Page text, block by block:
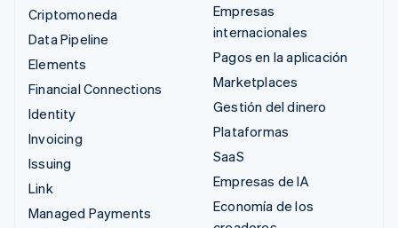
Criptomoneda
Data Pipeline
Elements
Financial Connections
Identity
Invoicing
Issuing
Link
Managed Payments
Empresas
internacionales
Pagos en la aplicación
Marketplaces
Gestión del dinero
Plataformas
SaaS
Empresas de IA
Economía de los